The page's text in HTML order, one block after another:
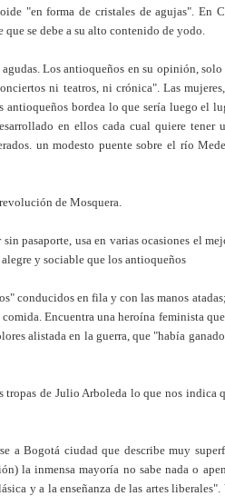
"en forma de cristales de agujas". En
se debe a su alto contenido de yodo.
Los antioqueños en su opinión,
ni teatros, ni crónica". Las
antioqueños bordea lo que sería luego el
en ellos cada cual quiere
un modesto puente sobre el río
de Mosquera.
pasaporte, usa en varias ocasiones el
y sociable que los antioqueños
conducidos en fila y con las manos
Encuentra una heroína feminista
alistada en la guerra, que "había
tropas de Julio Arboleda lo que nos indica
a Bogotá ciudad que describe muy
la inmensa mayoría no sabe nada o
y a la enseñanza de las artes